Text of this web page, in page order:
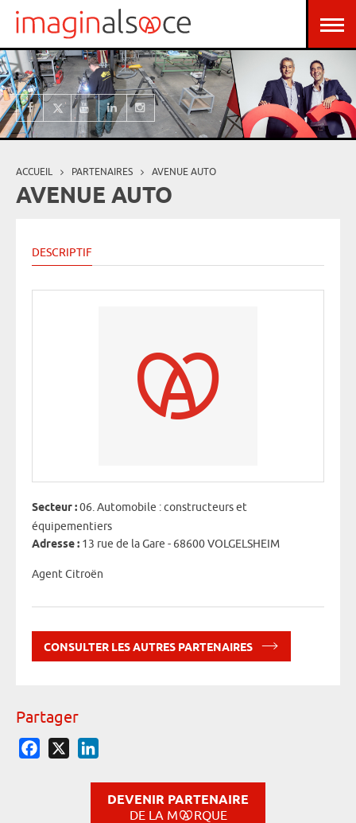
Aller au contenu principal
Vous êtes ici
ACCUEIL PARTENAIRES AVENUE AUTO
AVENUE AUTO
DESCRIPTIF
Secteur :06. Automobile : constructeurs et
équipementiers
Adresse : 13 rue de la Gare - 68600 VOLGELSHEIM
Agent Citroën
CONSULTER LES AUTRES PARTENAIRES
Partager
Facebook
DEVENIR PARTENAIRE
DE LA M RQUE
Panneau de gestion des cookies